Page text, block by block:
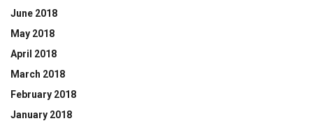
June 2018
May 2018
April 2018
March 2018
February 2018
January 2018